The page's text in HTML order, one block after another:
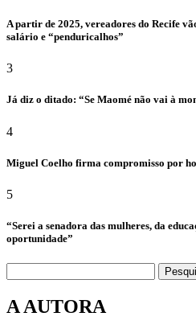
A partir de 2025, vereadores do Recife
salário e “penduricalhos”
3
Já diz o ditado: “Se Maomé não vai à
4
Miguel Coelho firma compromisso por
5
“Serei a senadora das mulheres, da
oportunidade”
A AUTORA